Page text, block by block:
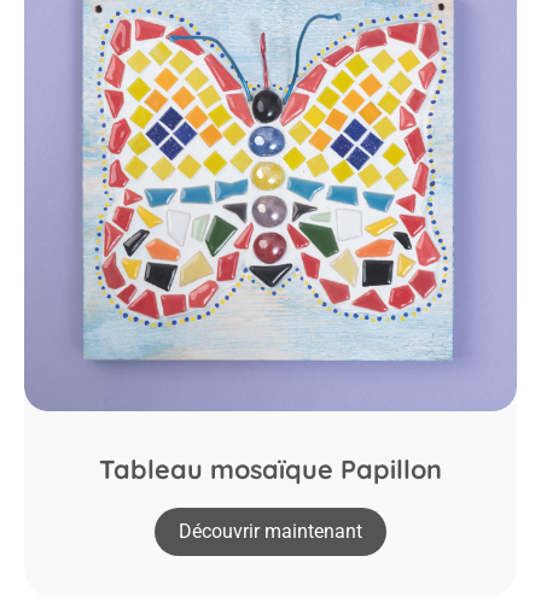
Tableau mosaïque Papillon
Découvrir maintenant